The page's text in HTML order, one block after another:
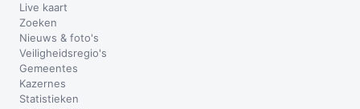
Live kaart
Zoeken
Nieuws & foto's
Veiligheidsregio's
Gemeentes
Kazernes
Statistieken